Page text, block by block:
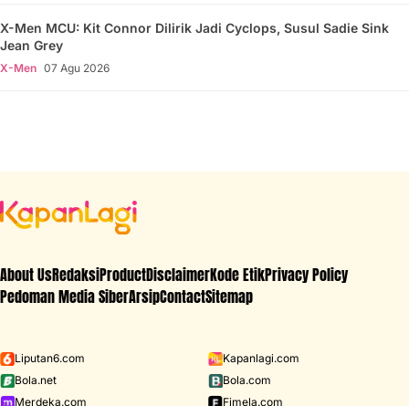
X-Men MCU: Kit Connor Dilirik Jadi Cyclops, Susul Sadie Sink
Jean Grey
X-Men 07 Agu 2026
About UsRedaksiProductDisclaimerKode EtikPrivacy Policy
Pedoman Media SiberArsipContactSitemap
Liputan6.com
Kapanlagi.com
Bola.net
Bola.com
Merdeka.com
Fimela.com